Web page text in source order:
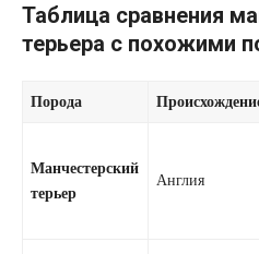
Таблица сравнения
терьера с похожими
Порода
Манчестерский
терьер
Англия